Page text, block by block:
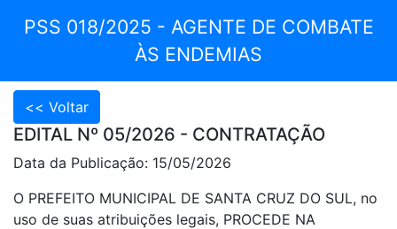
PSS 018/2025 - AGENTE DE COMBATE
ÀS ENDEMIAS
EDITAL Nº 05/2026 - CONTRATAÇÃO
Data da Publicação: 15/05/2026
O PREFEITO MUNICIPAL DE SANTA CRUZ DO SUL, no
uso de suas atribuições legais, PROCEDE NA